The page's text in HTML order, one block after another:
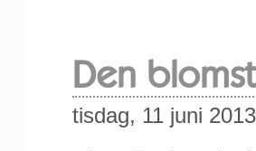
Den
tisdag, 11 juni 2013